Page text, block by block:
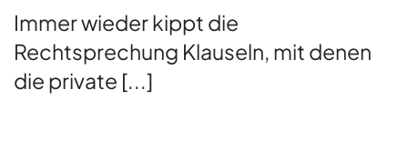
Immer wieder kippt die
Rechtsprechung Klauseln, mit denen
die private [...]